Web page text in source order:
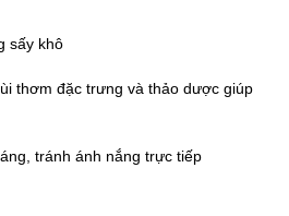
sấy khô
thơm đặc trưng và thảo dược giúp
tránh ánh nắng trực tiếp